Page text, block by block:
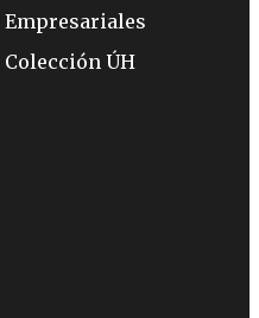
Empresariales
Colección ÚH